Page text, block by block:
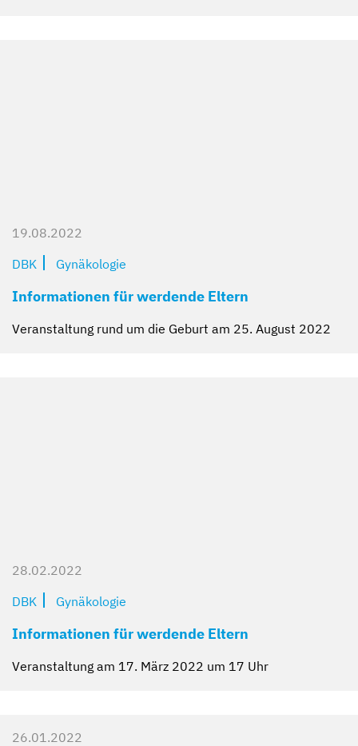
19.08.2022
DBK
Gynäkologie
Informationen für werdende Eltern
Veranstaltung rund um die Geburt am 25. August 2022
28.02.2022
DBK
Gynäkologie
Informationen für werdende Eltern
Veranstaltung am 17. März 2022 um 17 Uhr
26.01.2022